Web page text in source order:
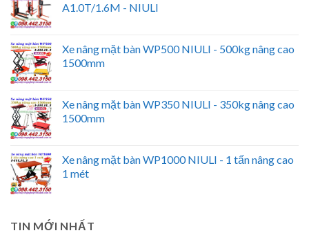
A1.0T/1.6M - NIULI
Xe nâng mặt bàn WP500 NIULI - 500kg nâng cao
1500mm
Xe nâng mặt bàn WP350 NIULI - 350kg nâng cao
1500mm
Xe nâng mặt bàn WP1000 NIULI - 1 tấn nâng cao
1 mét
TIN MỚI NHẤT